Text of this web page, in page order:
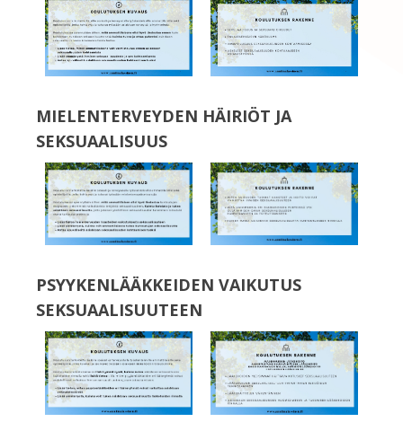
MIELENTERVEYDEN HÄIRIÖT JA
SEKSUAALISUUS
PSYYKENLÄÄKKEIDEN VAIKUTUS
SEKSUAALISUUTEEN